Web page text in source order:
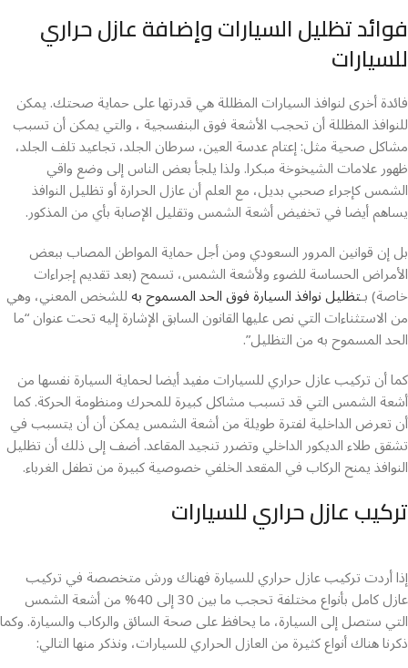
فوائد تظليل السيارات وإضافة عازل حراري
للسيارات
فائدة أخرى لنوافذ السيارات المظللة هي قدرتها على حماية صحتك. يمكن
للنوافذ المظللة أن تحجب الأشعة فوق البنفسجية ، والتي يمكن أن تسبب
مشاكل صحية مثل: إعتام عدسة العين، سرطان الجلد، تجاعيد تلف الجلد،
ظهور علامات الشيخوخة مبكرا. ولذا يلجأ بعض الناس إلى وضع واقي
الشمس كإجراء صحبي بديل، مع العلم أن عازل الحرارة أو تظليل النوافذ
يساهم أيضا في تخفيض أشعة الشمس وتقليل الإصابة بأي من المذكور.
بل إن قوانين المرور السعودي ومن أجل حماية المواطن المصاب ببعض
الأمراض الحساسة للضوء ولأشعة الشمس، تسمح (بعد تقديم إجراءات
خاصة) بـتظليل نوافذ السيارة فوق الحد المسموح بهللشخص المعني، وهي
من الاستثناءات التي نص عليها القانون السابق الإشارة إليه تحت عنوان “ما
الحد المسموح به من التظليل”.
كما أن تركيب عازل حراري للسيارات مفيد أيضا لحماية السيارة نفسها من
أشعة الشمس التي قد تسبب مشاكل كبيرة للمحرك ومنظومة الحركة. كما
أن تعرض الداخلية لفترة طويلة من أشعة الشمس يمكن أن أن يتسبب في
تشقق طلاء الديكور الداخلي وتضرر تنجيد المقاعد. أضف إلى ذلك أن تظليل
النوافذ يمنح الركاب في المقعد الخلفي خصوصية كبيرة من تطفل الغرباء.
تركيب عازل حراري للسيارات
إذا أردت تركيب عازل حراري للسيارة فهناك ورش متخصصة في تركيب
عازل كامل بأنواع مختلفة تحجب ما بين 30 إلى 40% من أشعة الشمس
التي ستصل إلى السيارة، ما يحافظ على صحة السائق والركاب والسيارة. وكما
ذكرنا هناك أنواع كثيرة من العازل الحراري للسيارات، ونذكر منها التالي: